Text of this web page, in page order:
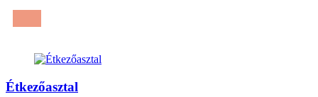
Étkezőasztal